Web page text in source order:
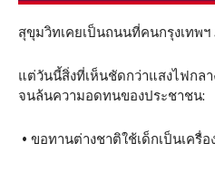
สุขุมวิทเคยเป็นถนนที่คนกรุงเทพฯ
แต่วันนี้สิ่งที่เห็นชัดกว่าแสงไฟกล
จนล้นความอดทนของประชาชน:
• ขอทานต่างชาติใช้เด็กเป็นเครื่อ